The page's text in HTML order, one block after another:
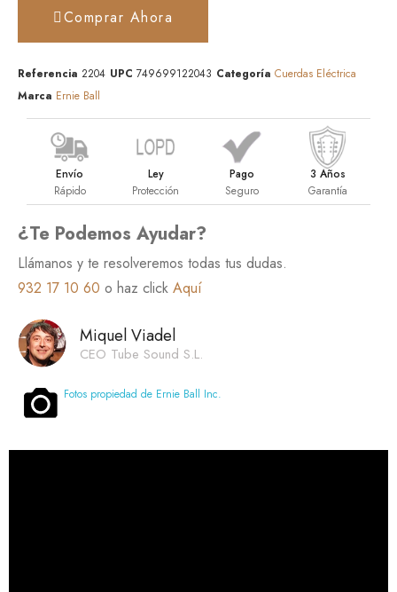
Comprar Ahora
Referencia 2204 UPC 749699122043 Categoría Cuerdas Eléctrica
Marca Ernie Ball
Envío
Rápido
Ley
Protección
Pago
Seguro
3 Años
Garantía
¿Te Podemos Ayudar?
Llámanos y te resolveremos todas tus dudas.
932 17 10 60 o haz click Aquí
Miquel Viadel
CEO Tube Sound S.L.
Fotos propiedad de Ernie Ball Inc.